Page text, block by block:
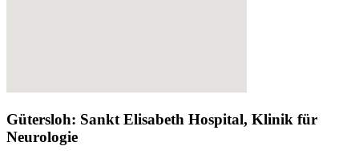
Gütersloh: Sankt Elisabeth Hospital, Klinik für
Neurologie